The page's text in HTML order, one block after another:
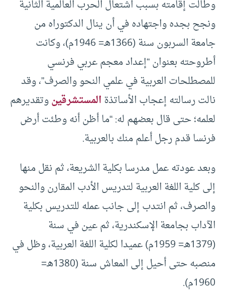
وطالت إقامته بسبب اشتعال الحرب العالمية الثانية
ونجح بجده واجتهاده في أن ينال الدكتوراه من
جامعة السربون سنة (1366هـ= 1946م)، وكانت
أطروحته بعنوان “إعداد معجم عربي فرنسي
للمصطلحات العربية في علمي النحو والصرف”، وقد
نالت رسالته إعجاب الأساتذةالمستشرقينوتقديرهم
لعلمه؛ حتى قال بعضهم له: “ما أظن أنه وطئت أرض
فرنسا قدم رجل أعلم منك بالعربية.
وبعد عودته عمل مدرسا بكلية الشريعة، ثم نقل منها
إلى كلية اللغة العربية لتدريس الأدب المقارن والنحو
والصرف، ثم انتدب إلى جانب عمله للتدريس بكلية
الآداب بجامعة الإسكندرية، ثم عين في سنة
(1379هـ= 1959م) عميدا لكلية اللغة العربية، وظل في
منصبه حتى أحيل إلى المعاش سنة (1380هـ=
1960م).